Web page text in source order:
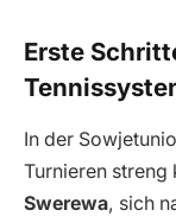
Erste
In der
Turnieren
Swerewa, sich